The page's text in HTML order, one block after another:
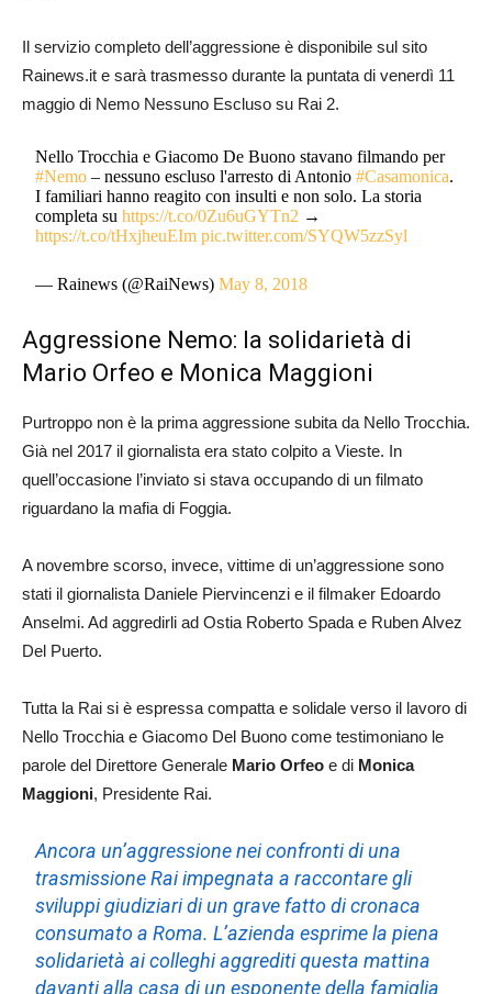
Il servizio completo dell’aggressione è disponibile sul sito
Rainews.it e sarà trasmesso durante la puntata di venerdì 11
maggio di Nemo Nessuno Escluso su Rai 2.
Nello Trocchia e Giacomo De Buono stavano filmando per
#Nemo – nessuno escluso l'arresto di Antonio#Casamonica.
I familiari hanno reagito con insulti e non solo. La storia
completa suhttps://t.co/0Zu6uGYTn2 →
https://t.co/tHxjheuEIm pic.twitter.com/SYQW5zzSyl
— Rainews (@RaiNews)May 8, 2018
Aggressione Nemo: la solidarietà di
Mario Orfeo e Monica Maggioni
Purtroppo non è la prima aggressione subita da Nello Trocchia.
Già nel 2017 il giornalista era stato colpito a Vieste. In
quell’occasione l’inviato si stava occupando di un filmato
riguardano la mafia di Foggia.
A novembre scorso, invece, vittime di un’aggressione sono
stati il giornalista Daniele Piervincenzi e il filmaker Edoardo
Anselmi. Ad aggredirli ad Ostia Roberto Spada e Ruben Alvez
Del Puerto.
Tutta la Rai si è espressa compatta e solidale verso il lavoro di
Nello Trocchia e Giacomo Del Buono come testimoniano le
parole del Direttore Generale Mario Orfeo e di Monica
Maggioni, Presidente Rai.
Ancora un’aggressione nei confronti di una
trasmissione Rai impegnata a raccontare gli
sviluppi giudiziari di un grave fatto di cronaca
consumato a Roma. L’azienda esprime la piena
solidarietà ai colleghi aggrediti questa mattina
davanti alla casa di un esponente della famiglia